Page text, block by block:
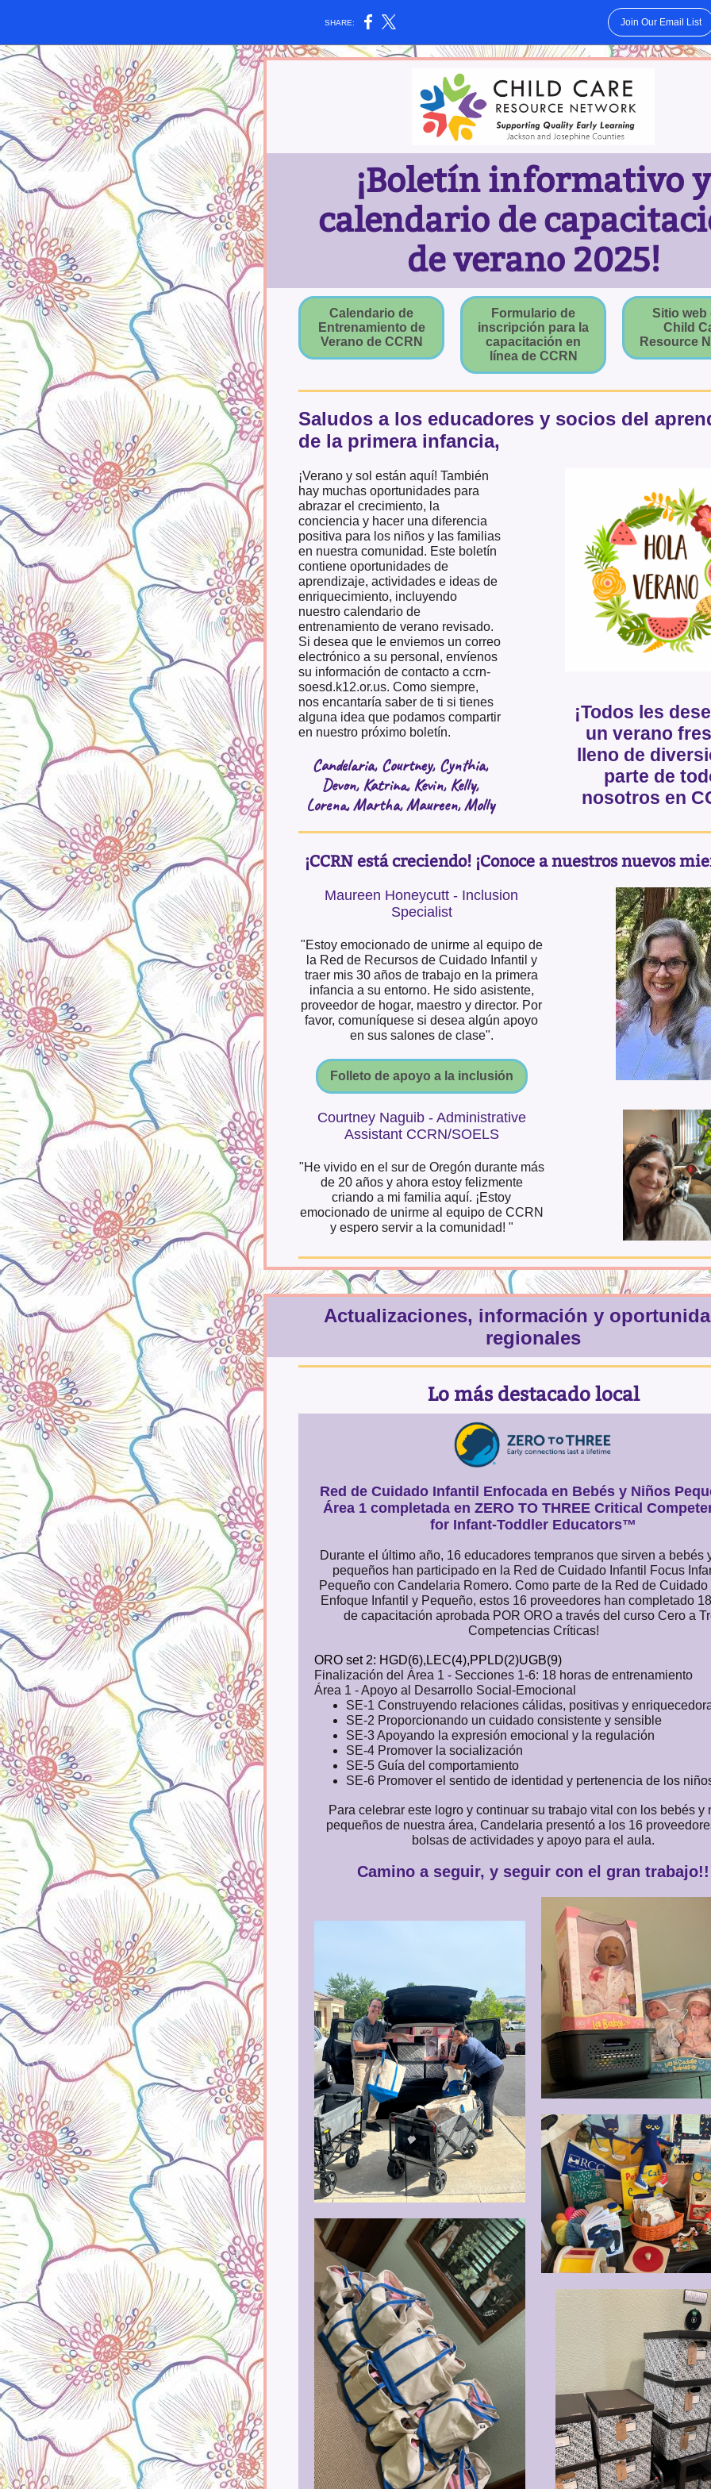
SHARE: Join Our Email List
¡Boletín informativo y
calendario de
de verano 2025!
Calendario de
Entrenamiento de
Verano de CCRN
Formulario de
inscripción para la
capacitación en
línea de CCRN
Sitio web
Child
Resource
Saludos a los educadores y socios del
de la primera infancia,
¡Verano y sol están aquí! También
hay muchas oportunidades para
abrazar el crecimiento, la
conciencia y hacer una diferencia
positiva para los niños y las familias
en nuestra comunidad. Este boletín
contiene oportunidades de
aprendizaje, actividades e ideas de
enriquecimiento, incluyendo
nuestro calendario de
entrenamiento de verano revisado.
Si desea que le enviemos un correo
electrónico a su personal, envíenos
su información de contacto a ccrn-
soesd.k12.or.us. Como siempre,
nos encantaría saber de ti si tienes
alguna idea que podamos compartir
en nuestro próximo boletín.
Candelaria, Courtney, Cynthia,
Devon, Katrina, Kevin, Kelly,
Lorena, Martha, Maureen, Molly
¡Todos les
un verano
lleno de
parte de
nosotros en
¡CCRN está creciendo! ¡Conoce a nuestros nuevos
Maureen Honeycutt - Inclusion
Specialist
"Estoy emocionado de unirme al equipo de
la Red de Recursos de Cuidado Infantil y
traer mis 30 años de trabajo en la primera
infancia a su entorno. He sido asistente,
proveedor de hogar, maestro y director. Por
favor, comuníquese si desea algún apoyo
en sus salones de clase".
Folleto de apoyo a la inclusión
Courtney Naguib - Administrative
Assistant CCRN/SOELS
"He vivido en el sur de Oregón durante más
de 20 años y ahora estoy felizmente
criando a mi familia aquí. ¡Estoy
emocionado de unirme al equipo de CCRN
y espero servir a la comunidad! "
Actualizaciones, información y
regionales
Lo más destacado local
Red de Cuidado Infantil Enfocada en Bebés y Niños
Área 1 completada en ZERO TO THREE Critical
for Infant-Toddler Educators™
Durante el último año, 16 educadores tempranos que sirven a bebés
pequeños han participado en la Red de Cuidado Infantil Focus
Pequeño con Candelaria Romero. Como parte de la Red de Cuidado
Enfoque Infantil y Pequeño, estos 16 proveedores han completado
de capacitación aprobada POR ORO a través del curso Cero a
Competencias Críticas!
ORO set 2: HGD(6),LEC(4),PPLD(2)UGB(9)
Finalización del Área 1 - Secciones 1-6: 18 horas de entrenamiento
Área 1 - Apoyo al Desarrollo Social-Emocional
SE-1 Construyendo relaciones cálidas, positivas y
SE-2 Proporcionando un cuidado consistente y sensible
SE-3 Apoyando la expresión emocional y la regulación
SE-4 Promover la socialización
SE-5 Guía del comportamiento
SE-6 Promover el sentido de identidad y pertenencia de los
Para celebrar este logro y continuar su trabajo vital con los bebés y
pequeños de nuestra área, Candelaria presentó a los 16
bolsas de actividades y apoyo para el aula.
Camino a seguir, y seguir con el gran trabajo!!